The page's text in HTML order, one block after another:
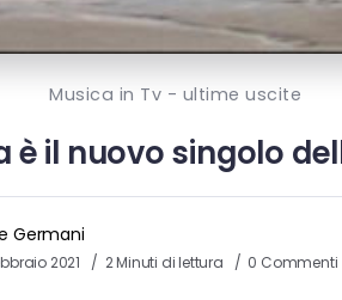
Musica in Tv - ultime uscite
è il nuovo singolo
Germani
2021 2 Minuti di lettura 0 Commenti